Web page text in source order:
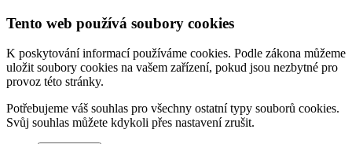
Tento web používá soubory cookies
K poskytování informací používáme cookies. Podle zákona můžeme
uložit soubory cookies na vašem zařízení, pokud jsou nezbytné pro
provoz této stránky.
Potřebujeme váš souhlas pro všechny ostatní typy souborů cookies.
Svůj souhlas můžete kdykoli přes nastavení zrušit.